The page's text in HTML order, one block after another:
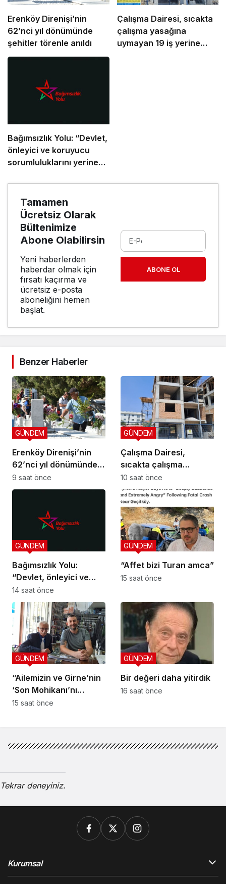
Erenköy Direnişi’nin
62’nci yıl dönümünde
şehitler törenle anıldı
Çalışma Dairesi, sıcakta
çalışma yasağına
uymayan 19 iş yerine
Bağımsızlık Yolu: “Devlet,
önleyici ve koruyucu
sorumluluklarını yerine
Tamamen
Ücretsiz Olarak
Bültenimize
Abone Olabilirsin
Yeni haberlerden
haberdar olmak için
fırsatı kaçırma ve
ücretsiz e-posta
aboneliğini hemen
başlat.
ABONE OL
Benzer Haberler
Erenköy Direnişi’nin
62’nci yıl dönümünde
şehitler törenle anıldı
GÜNDEM
9 saat önce
Çalışma Dairesi,
sıcakta çalışma
yasağına uymayan 19
iş yerine uyarı verdi
GÜNDEM
10 saat önce
Bağımsızlık Yolu:
“Devlet, önleyici ve
koruyucu
sorumluluklarını yerine
getirmeli”
GÜNDEM
14 saat önce
“Affet bizi Turan amca”
GÜNDEM
15 saat önce
“Ailemizin ve Girne’nin
‘Son Mohikanı’nı
kaybettik”
GÜNDEM
15 saat önce
Bir değeri daha yitirdik
GÜNDEM
16 saat önce
Tekrar deneyiniz.
Kurumsal